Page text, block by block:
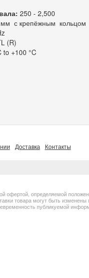
250 - 2,500
мм с крепёжным кольцом
(R)
to +100 °C
Доставка Контакты
офертой, определяемой
товара могут быть изменены
публикуемой